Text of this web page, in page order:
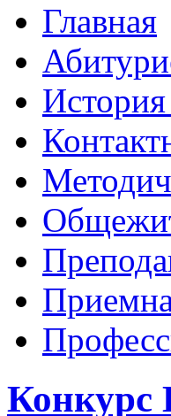
Главная
Конкурс